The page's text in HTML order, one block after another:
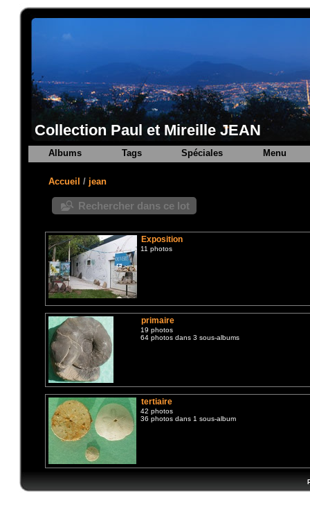
Collection Paul et Mireille JEAN
Albums Tags Spéciales Menu
Accueil / jean
Rechercher dans ce lot
Exposition
11 photos
primaire
19 photos
64 photos dans 3 sous-albums
tertiaire
42 photos
36 photos dans 1 sous-album